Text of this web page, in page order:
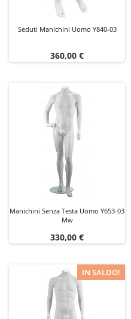
Seduti Manichini Uomo Y840-03
Prezzo
360,00 €
Manichini Senza Testa Uomo Y653-03
Mw
Prezzo
330,00 €
IN SALDO!